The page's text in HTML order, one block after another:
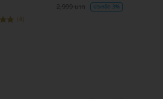
2,999 บาท ประหยัด 3%
(4)